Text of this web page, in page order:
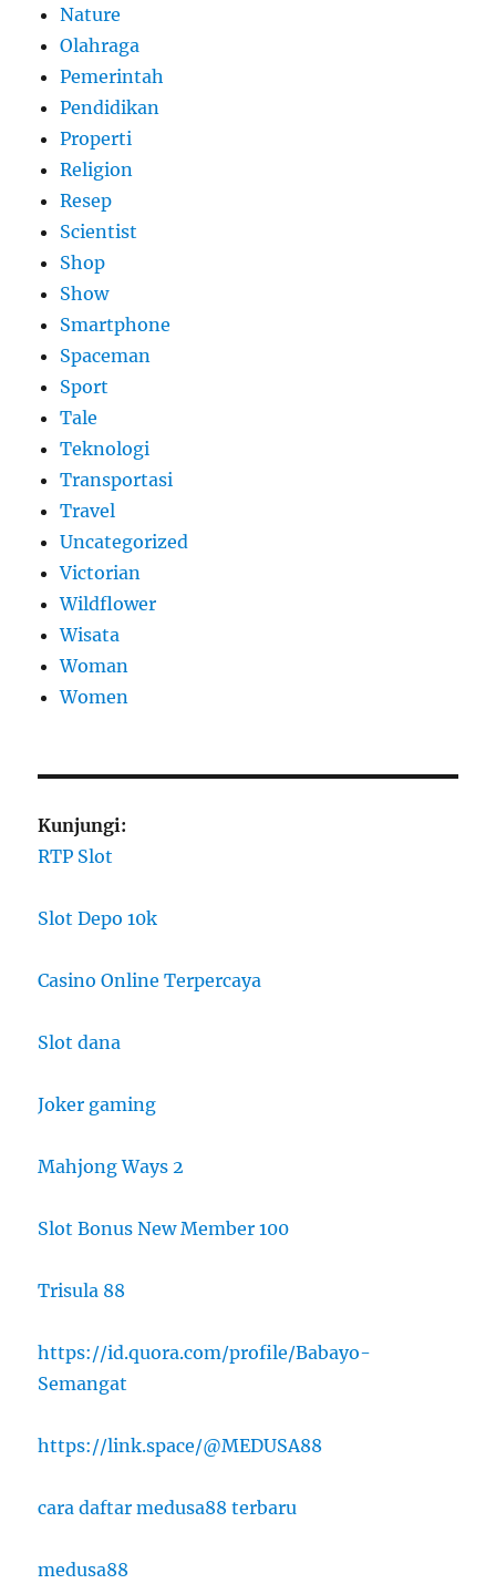
Nature
Olahraga
Pemerintah
Pendidikan
Properti
Religion
Resep
Scientist
Shop
Show
Smartphone
Spaceman
Sport
Tale
Teknologi
Transportasi
Travel
Uncategorized
Victorian
Wildflower
Wisata
Woman
Women
Kunjungi:
RTP Slot
Slot Depo 10k
Casino Online Terpercaya
Slot dana
Joker gaming
Mahjong Ways 2
Slot Bonus New Member 100
Trisula 88
https://id.quora.com/profile/Babayo-
Semangat
https://link.space/@MEDUSA88
cara daftar medusa88 terbaru
medusa88